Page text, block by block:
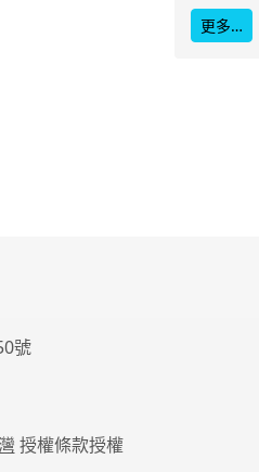
更多…
號
授權條款授權